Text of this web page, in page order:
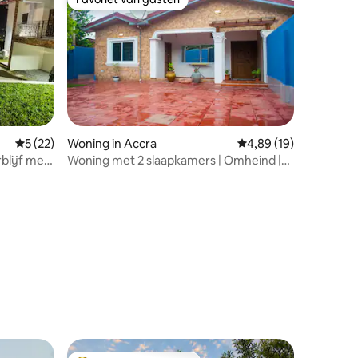
Gemiddelde beoordeling van 5 uit 5, 22 recensies
5 (22)
met
Favoriet van gasten
Woning in Accra Gemiddelde
4,89 (19)
Woning met 2 slaapkamers | Omheind |